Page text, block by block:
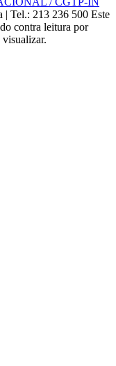
| Tel.: 213 236 500 Este
contra leitura por
visualizar.